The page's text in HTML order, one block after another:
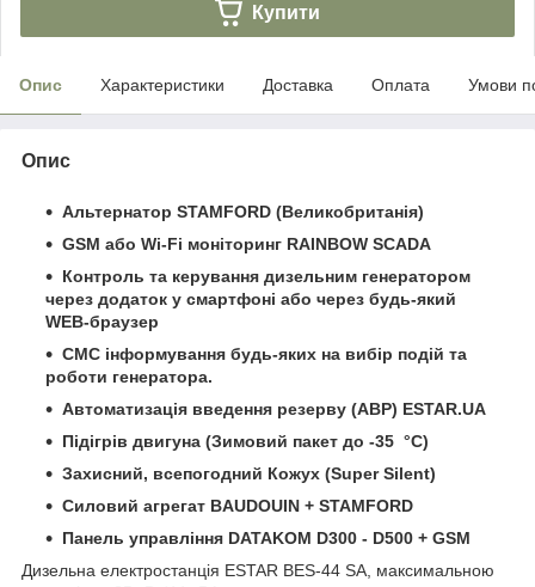
Купити
Опис Характеристики Доставка Оплата Умови
Опис
Альтернатор STAMFORD (Великобританія)
GSM або Wi-Fi моніторинг RAINBOW SCADA
Контроль та керування дизельним генератором
через додаток у смартфоні або через будь-який
WEB-браузер
СМС інформування будь-яких на вибір подій та
роботи генератора.
Автоматизація введення резерву (АВР) ESTAR.UA
Підігрів двигуна (Зимовий пакет до -35 °C)
Захисний, всепогодний Кожух (Super Silent)
Силовий агрегат BAUDOUIN + STAMFORD
Панель управління DATAKOM D300 - D500 + GSM
Дизельна електростанція ESTAR BES-44 SA, максимальною